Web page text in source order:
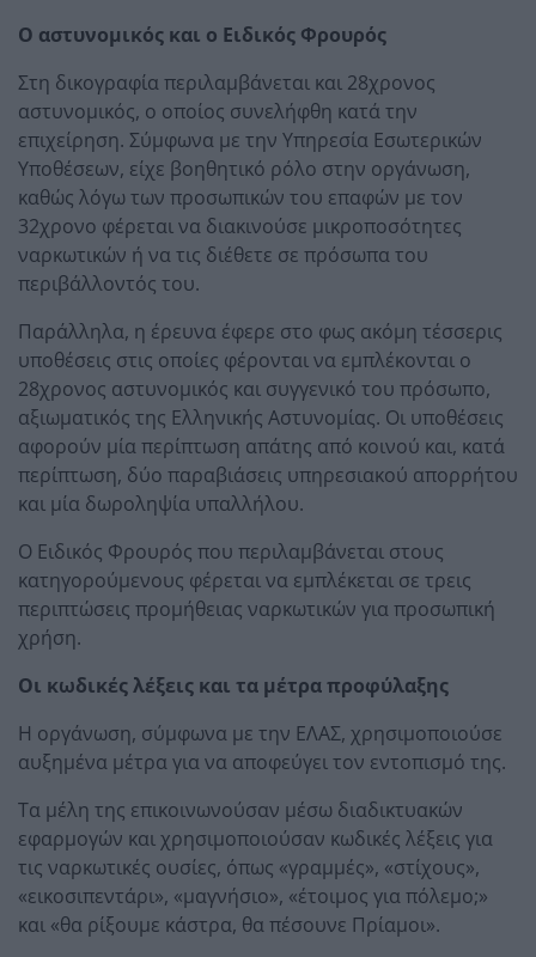
Ο αστυνομικός και ο Ειδικός Φρουρός
Στη δικογραφία περιλαμβάνεται και 28χρονος
αστυνομικός, ο οποίος συνελήφθη κατά την
επιχείρηση. Σύμφωνα με την Υπηρεσία Εσωτερικών
Υποθέσεων, είχε βοηθητικό ρόλο στην οργάνωση,
καθώς λόγω των προσωπικών του επαφών με τον
32χρονο φέρεται να διακινούσε μικροποσότητες
ναρκωτικών ή να τις διέθετε σε πρόσωπα του
περιβάλλοντός του.
Παράλληλα, η έρευνα έφερε στο φως ακόμη τέσσερις
υποθέσεις στις οποίες φέρονται να εμπλέκονται ο
28χρονος αστυνομικός και συγγενικό του πρόσωπο,
αξιωματικός της Ελληνικής Αστυνομίας. Οι υποθέσεις
αφορούν μία περίπτωση απάτης από κοινού και, κατά
περίπτωση, δύο παραβιάσεις υπηρεσιακού απορρήτου
και μία δωροληψία υπαλλήλου.
Ο Ειδικός Φρουρός που περιλαμβάνεται στους
κατηγορούμενους φέρεται να εμπλέκεται σε τρεις
περιπτώσεις προμήθειας ναρκωτικών για προσωπική
χρήση.
Οι κωδικές λέξεις και τα μέτρα προφύλαξης
Η οργάνωση, σύμφωνα με την ΕΛΑΣ, χρησιμοποιούσε
αυξημένα μέτρα για να αποφεύγει τον εντοπισμό της.
Τα μέλη της επικοινωνούσαν μέσω διαδικτυακών
εφαρμογών και χρησιμοποιούσαν κωδικές λέξεις για
τις ναρκωτικές ουσίες, όπως «γραμμές», «στίχους»,
«εικοσιπεντάρι», «μαγνήσιο», «έτοιμος για πόλεμο;»
και «θα ρίξουμε κάστρα, θα πέσουνε Πρίαμοι».